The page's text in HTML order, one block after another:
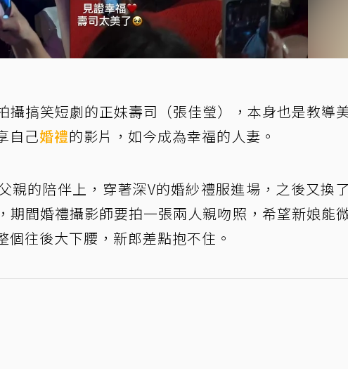
攝搞笑短劇的正妹壽司（張佳瑩），本身也是教導
自己婚禮的影片，如今成為幸福的人妻。
親的陪伴上，穿著深V的婚紗禮服進場，之後又換
期間婚禮攝影師要拍一張兩人親吻照，希望新娘能
往後大下腰，新郎差點抱不住。